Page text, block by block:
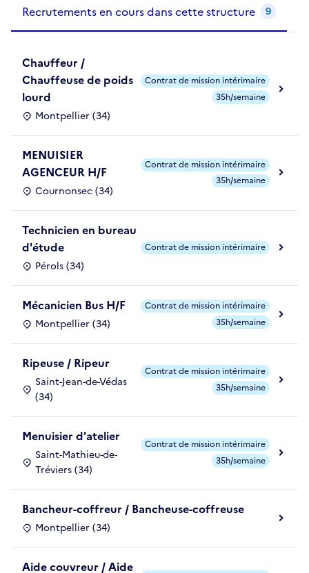
Recrutements en cours dans cette structure 9
Chauffeur /
Chauffeuse de poids
lourd
Montpellier (34)
Contrat de mission intérimaire
35h/semaine
MENUISIER
AGENCEUR H/F
Cournonsec (34)
Contrat de mission intérimaire
35h/semaine
Technicien en bureau
d'étude
Pérols (34)
Contrat de mission intérimaire
Mécanicien Bus H/F
Montpellier (34)
Contrat de mission intérimaire
35h/semaine
Ripeuse / Ripeur
Saint-Jean-de-Védas
(34)
Contrat de mission intérimaire
35h/semaine
Menuisier d'atelier
Saint-Mathieu-de-
Tréviers (34)
Contrat de mission intérimaire
35h/semaine
Bancheur-coffreur / Bancheuse-coffreuse
Montpellier (34)
Aide couvreur / Aide